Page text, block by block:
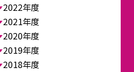
2022年度
2021年度
2020年度
2019年度
2018年度